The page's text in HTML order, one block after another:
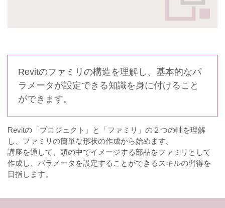
Revitのファミリの構造を理解し、基本的なパ
ラメータが設定できる知識を身に付けること
ができます。
Revitの「プロジェクト」と「ファミリ」の２つの軸を理解
し、ファミリの簡単な形状の作成から始めます。
講座を通して、頭の中でイメージする部品をファミリとして
作成し、パラメータを設定することができるスキルの習得を
目指します。